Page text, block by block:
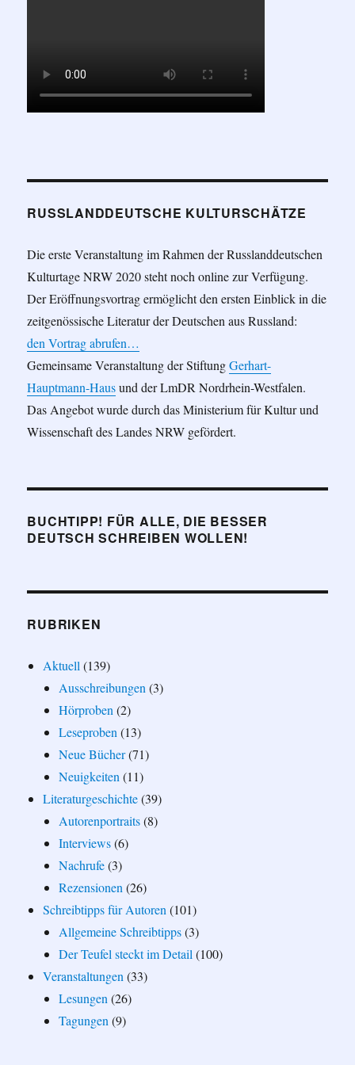
RUSSLANDDEUTSCHE KULTURSCHÄTZE
Die erste Veranstaltung im Rahmen der Russlanddeutschen
Kulturtage NRW 2020 steht noch online zur Verfügung.
Der Eröffnungsvortrag ermöglicht den ersten Einblick in die
zeitgenössische Literatur der Deutschen aus Russland:
den Vortrag abrufen…
Gemeinsame Veranstaltung der StiftungGerhart-
Hauptmann-Hausund der LmDR Nordrhein-Westfalen.
Das Angebot wurde durch das Ministerium für Kultur und
Wissenschaft des Landes NRW gefördert.
BUCHTIPP! FÜR ALLE, DIE BESSER
DEUTSCH SCHREIBEN WOLLEN!
RUBRIKEN
Aktuell (139)
Ausschreibungen (3)
Hörproben (2)
Leseproben (13)
Neue Bücher(71)
Neuigkeiten (11)
Literaturgeschichte(39)
Autorenportraits(8)
Interviews(6)
Nachrufe(3)
Rezensionen (26)
Schreibtipps für Autoren (101)
Allgemeine Schreibtipps(3)
Der Teufel steckt im Detail (100)
Veranstaltungen (33)
Lesungen (26)
Tagungen (9)